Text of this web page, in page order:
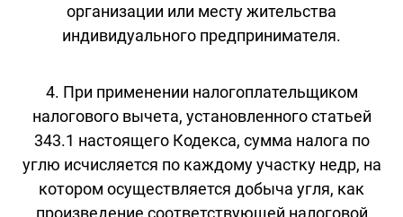
организации или месту жительства
индивидуального предпринимателя.
4. При применении налогоплательщиком
налогового вычета, установленного статьей
343.1 настоящего Кодекса, сумма налога по
углю исчисляется по каждому участку недр, на
котором осуществляется добыча угля, как
произведение соответствующей налоговой